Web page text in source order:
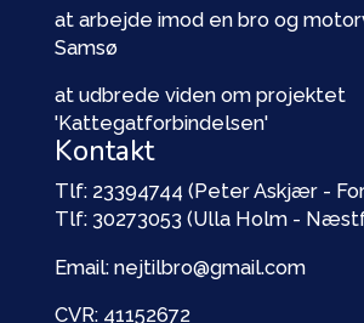
at arbejde imod en bro og
Samsø
at udbrede viden om projektet
'Kattegatforbindelsen'
Kontakt
Tlf: 23394744 (Peter Askjær -
Tlf: 30273053 (Ulla Holm -
Email: nejtilbro@gmail.com
CVR: 41152672